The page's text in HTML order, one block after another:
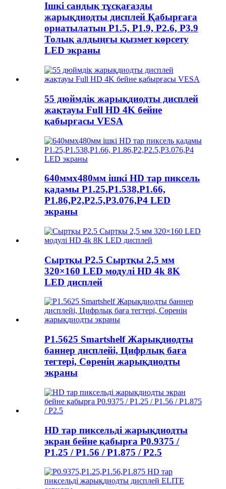
Ішкі сандық тұсқағазды
жарықдиодты дисплей Қабырғаға
орнатылатын P1.5, P1.9, P2.6, P3.9
Толық алдыңғы қызмет көрсету
LED экраны
55 дюймдік жарықдиодты дисплей
жақтауы Full HD 4K бейне
қабырғасы VESA
640ммx480мм ішкі HD тар пиксель
қадамы P1.25,P1.538,P1.66,
P1.86,P2,P2.5,P3.076,P4 LED
экраны
Сыртқы P2.5 Сыртқы 2,5 мм
320×160 LED модулі HD 4k 8K
LED дисплей
P1.5625 Smartshelf Жарықдиодты
баннер дисплейі, Цифрлық баға
тегтері, Сөренің жарықдиодты
экраны
HD тар пиксельді жарықдиодты
экран бейне қабырға P0.9375 /
P1.25 / P1.56 / P1.875 / P2.5